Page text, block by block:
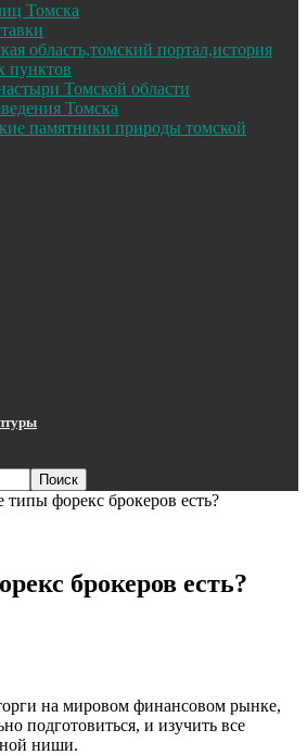
Томска
область,томский портал,история
пунктов
Томской области
Томска
памятники природы томской
типы форекс брокеров есть?
брокеров есть?
на мировом финансовом рынке,
подготовиться, и изучить все
ниши.